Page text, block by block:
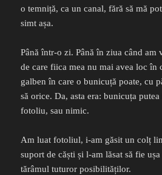
o temniță, ca un canal, fără să mă
simt așa.
Până într-o zi. Până în ziua când am
de care fiica mea nu mai avea loc în
galben în care o bunicuță poate, cu
să orice. Da, asta era: bunicuța
fotoliu, sau nimic.
Am luat fotoliul, i-am găsit un colț
suport de căști și l-am lăsat să fie ușa
tărâmul tuturor posibilităților.